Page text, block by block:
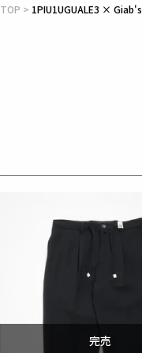
TOP 1PIU1UGUALE3 × Giab's